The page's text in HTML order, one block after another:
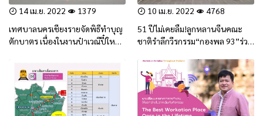
14 เม.ย. 2022
1379
เทศบาลนครเชียงรายจัดพิธีทำบุญ
ตักบาตร เนื่องในงานป๋าเวณีปี๋ใหม่
10 เม.ย. 2022
4768
51 ปีไม่เคยลืม!ลูกหลานจีนคณะ
ชาติรำลึกวีรกรรม“กองพล 93”ร่วม